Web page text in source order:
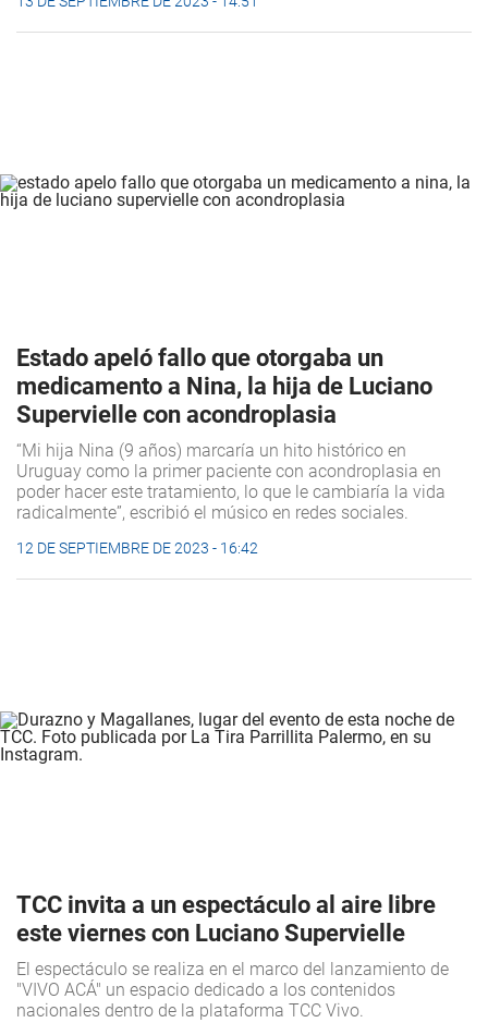
Estado apeló fallo que otorgaba un
medicamento a Nina, la hija de Luciano
Supervielle con acondroplasia
“Mi hija Nina (9 años) marcaría un hito histórico en
Uruguay como la primer paciente con acondroplasia en
poder hacer este tratamiento, lo que le cambiaría la vida
radicalmente”, escribió el músico en redes sociales.
12 DE SEPTIEMBRE DE 2023 - 16:42
TCC invita a un espectáculo al aire libre
este viernes con Luciano Supervielle
El espectáculo se realiza en el marco del lanzamiento de
"VIVO ACÁ" un espacio dedicado a los contenidos
nacionales dentro de la plataforma TCC Vivo.